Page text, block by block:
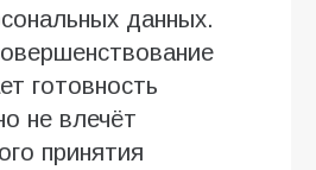
данных.
готовность
не влечёт
принятия